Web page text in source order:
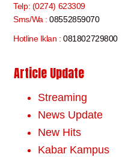
Telp: (0274) 623309
Sms/Wa :08552859070
Hotline Iklan :081802729800
Article Update
Streaming
News Update
New Hits
Kabar Kampus